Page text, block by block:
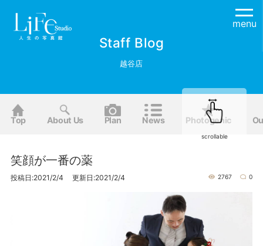
menu
Staff Blog
越谷店
Top About Us Plan News Photogenic
笑顔が一番の薬
投稿日:2021/2/4 更新日:2021/2/4 2767 0